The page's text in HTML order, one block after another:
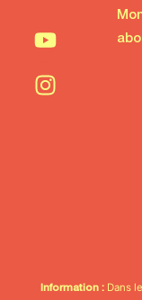
Information : Dans